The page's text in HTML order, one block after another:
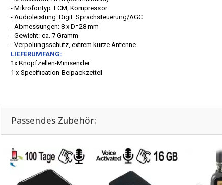
- Mikrofontyp: ECM, Kompressor
- Audioleistung: Digit. Sprachsteuerung/AGC
- Abmessungen: 8 x D=28 mm
- Gewicht: ca. 7 Gramm
- Verpolungsschutz, extrem kurze Antenne
LIEFERUMFANG:
1x Knopfzellen-Minisender
1 x Specification-Beipackzettel
Passendes Zubehör: